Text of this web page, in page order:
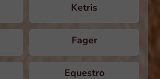
Ketris
Fager
Equestro